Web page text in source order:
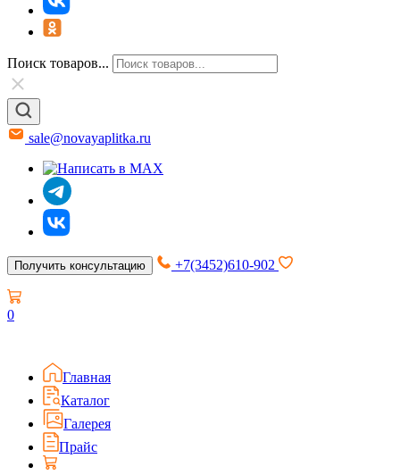
Поиск товаров...
sale@novayaplitka.ru
Получить консультацию +7(3452)610-902
0
Главная
Каталог
Галерея
Прайс